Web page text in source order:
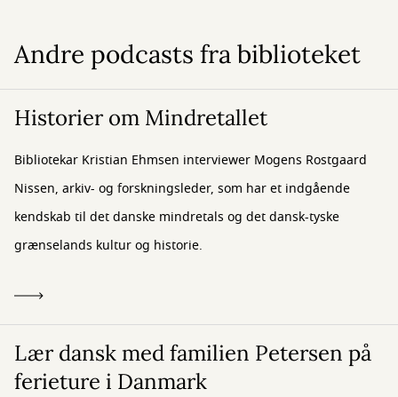
Andre podcasts fra biblioteket
Historier om Mindretallet
Bibliotekar Kristian Ehmsen interviewer Mogens Rostgaard
Nissen, arkiv- og forskningsleder, som har et indgående
kendskab til det danske mindretals og det dansk-tyske
grænselands kultur og historie.
Lær dansk med familien Petersen på
ferieture i Danmark